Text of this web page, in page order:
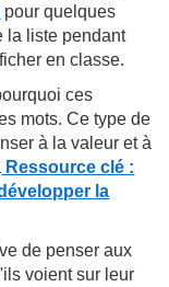
pour quelques
la liste pendant
en classe.
ces
mots. Ce type de
à la valeur et à
Ressource clé :
la
de penser aux
voient sur leur